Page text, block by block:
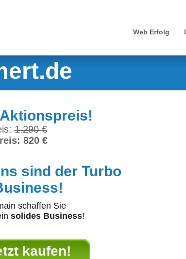
Web Erfolg
1.290 €
820 €
sind der Turbo
schaffen Sie
solides Business!
kaufen!